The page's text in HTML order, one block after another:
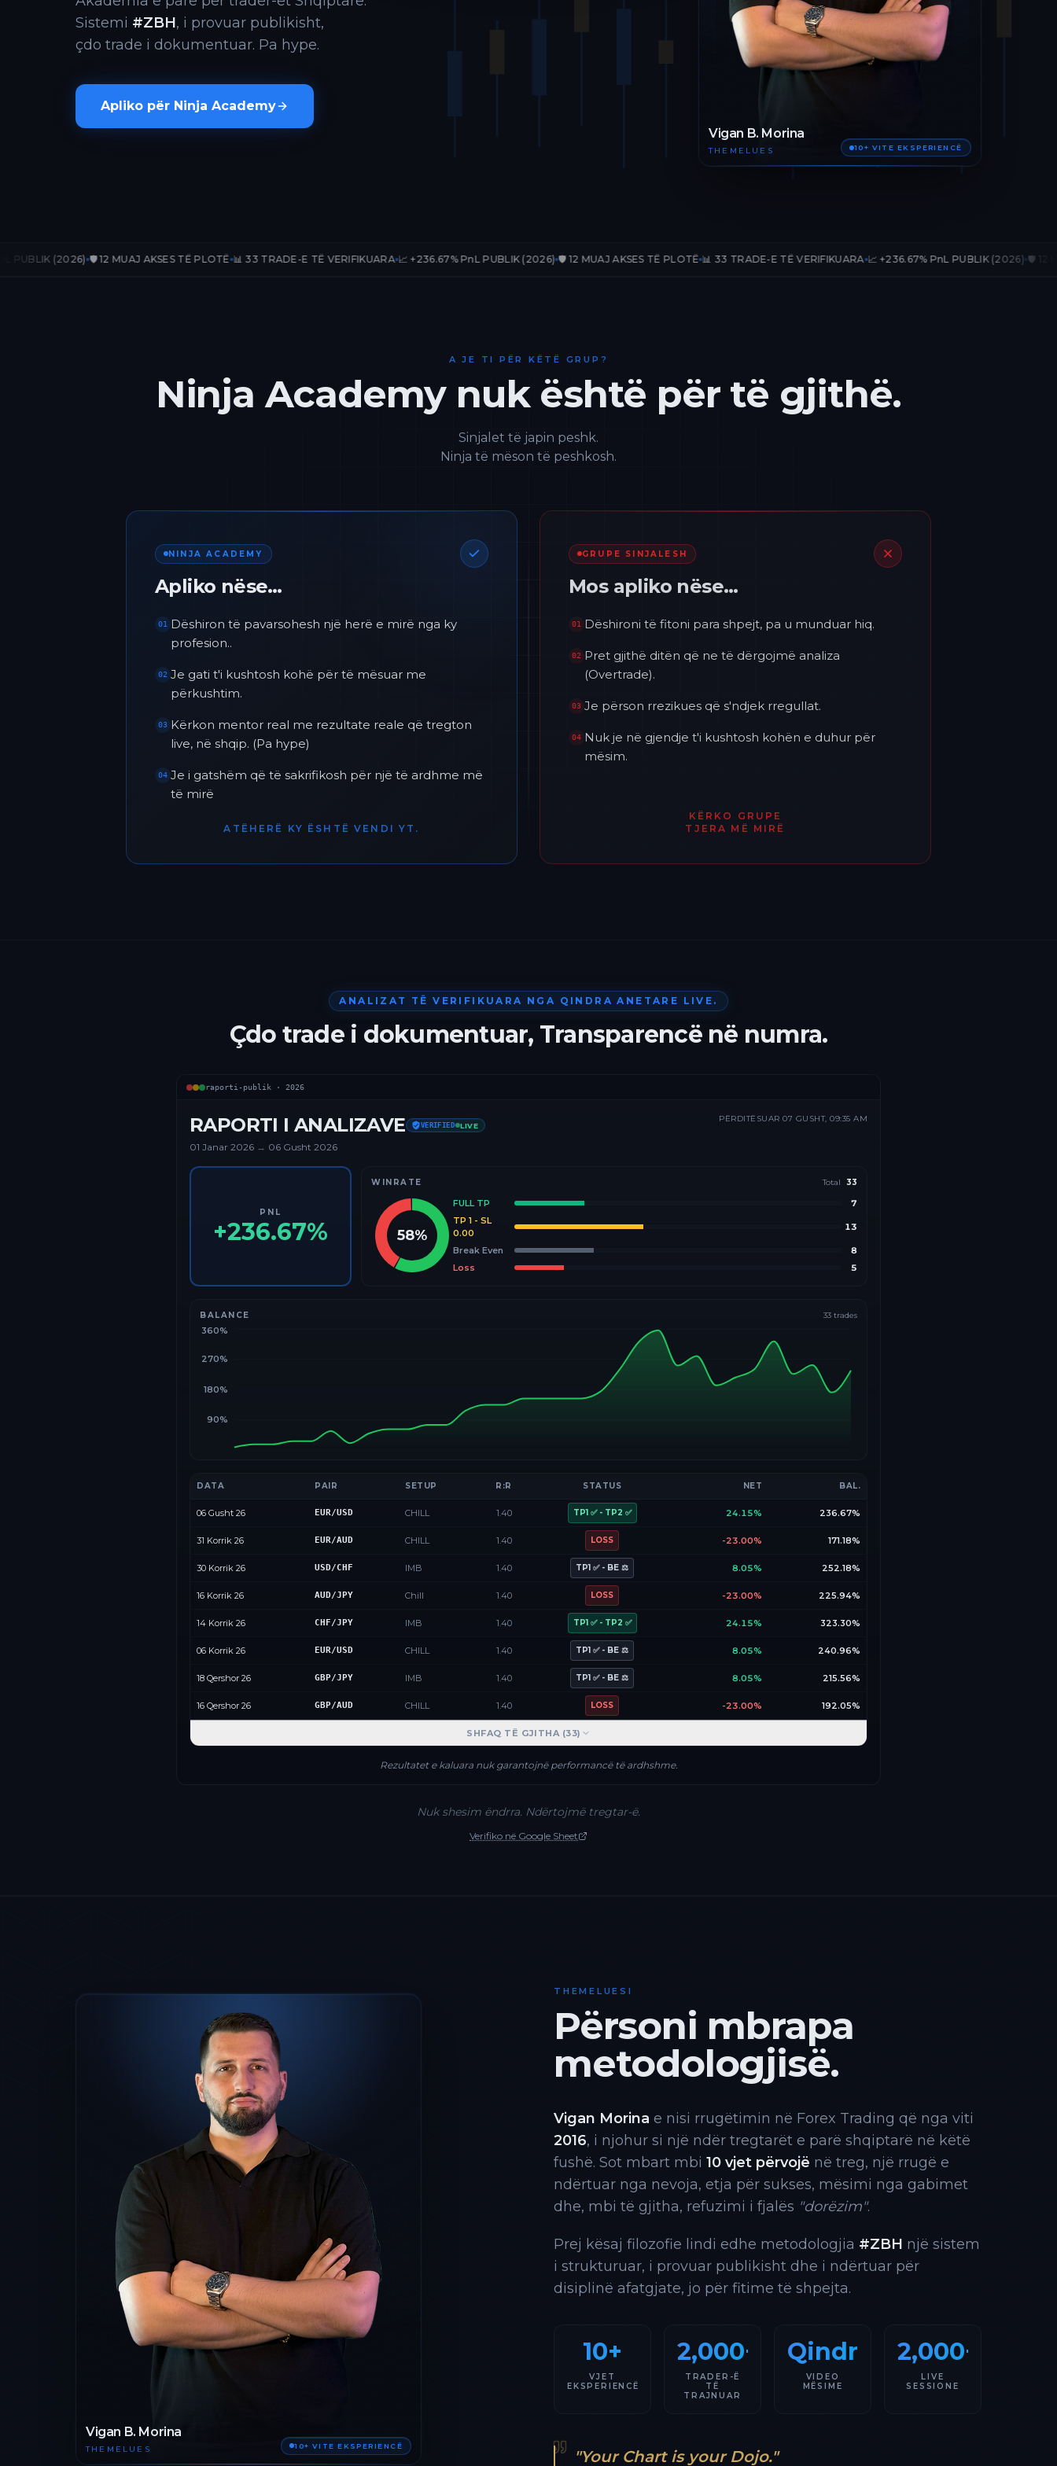
Vigan B. Morina
THEMELUES 10+ VITE EKSPERIENCË
Sistemi #ZBH, i provuar publikisht,
çdo trade i dokumentuar. Pa hype.
Apliko për Ninja Academy
🛡️ 12 MUAJ AKSES TË PLOTË 📊 33 TRADE-E TË VERIFIKUARA 📈 +236.67% PnL PUBLIK (2026) 🛡️ 12 MUAJ AKSES TË PLOTË 📊 33 TRADE-E TË VERIFIKUARA 📈 +236.67% PnL PUBLIK (2026) 🛡️ 12 MUAJ AKSES
A JE TI PËR KËTË GRUP?
Ninja Academy nuk është për të gjithë.
Sinjalet të japin peshk.
Ninja të mëson të peshkosh.
GRUPE SINJALESH
Mos apliko nëse…
01 Dëshironi të fitoni para shpejt, pa u munduar hiq.
02 Pret gjithë ditën që ne të dërgojmë analiza
(Overtrade).
03 Je përson rrezikues që s'ndjek rregullat.
04 Nuk je në gjendje t'i kushtosh kohën e duhur për
mësim.
KËRKO GRUPE
TJERA MË MIRË
NINJA ACADEMY
Apliko nëse…
01
Dëshiron të pavarsohesh një herë e mirë nga ky
profesion..
02 Je gati t'i kushtosh kohë për të mësuar me
përkushtim.
03 Kërkon mentor real me rezultate reale që tregton
live, në shqip. (Pa hype)
04 Je i gatshëm që të sakrifikosh për një të ardhme më
të mirë
ATËHERË KY ËSHTË VENDI YT.
ANALIZAT TË VERIFIKUARA NGA QINDRA ANETARE LIVE.
Çdo trade i dokumentuar, Transparencë në numra.
raporti-publik · 2026
RAPORTI I ANALIZAVE VERIFIED LIVE
01 Janar 2026 → 06 Gusht 2026
PËRDITËSUAR 07 GUSHT, 09:35 AM
PNL
+236.67%
WINRATE Total 33
58%
FULL TP
7
TP 1 - SL
0.00
13
Break Even
8
Loss
5
BALANCE 33 trades
90%
180%
270%
360%
DATA PAIR SETUP R:R STATUS NET BAL.
06 Gusht 26 EUR/USD CHILL 1.40 TP1 ✅ - TP2 ✅ 24.15% 236.67%
31 Korrik 26 EUR/AUD CHILL 1.40 LOSS -23.00% 171.18%
30 Korrik 26 USD/CHF IMB 1.40 TP1 ✅ - BE ⚖️ 8.05% 252.18%
16 Korrik 26 AUD/JPY Chill 1.40 LOSS -23.00% 225.94%
14 Korrik 26 CHF/JPY IMB 1.40 TP1 ✅ - TP2 ✅ 24.15% 323.30%
06 Korrik 26 EUR/USD CHILL 1.40 TP1 ✅ - BE ⚖️ 8.05% 240.96%
18 Qershor 26 GBP/JPY IMB 1.40 TP1 ✅ - BE ⚖️ 8.05% 215.56%
16 Qershor 26 GBP/AUD CHILL 1.40 LOSS -23.00% 192.05%
SHFAQ TË GJITHA (33)
Rezultatet e kaluara nuk garantojnë performancë të ardhshme.
Nuk shesim ëndrra. Ndërtojmë tregtar-ë.
Verifiko në Google Sheet
Vigan B. Morina
THEMELUES 10+ VITE EKSPERIENCË
THEMELUESI
Përsoni mbrapa
metodologjisë.
Vigan Morina e nisi rrugëtimin në Forex Trading që nga viti
2016, i njohur si një ndër tregtarët e parë shqiptarë në këtë
fushë. Sot mbart mbi 10 vjet përvojë në treg, një rrugë e
ndërtuar nga nevoja, etja për sukses, mësimi nga gabimet
dhe, mbi të gjitha, refuzimi i fjalës "dorëzim".
Prej kësaj filozofie lindi edhe metodologjia #ZBH një sistem
i strukturuar, i provuar publikisht dhe i ndërtuar për
disiplinë afatgjate, jo për fitime të shpejta.
10+
VJET
EKSPERIENCË
2,000+
TRADER-Ë
TË
TRAJNUAR
Qindra
VIDEO
MËSIME
2,000+
LIVE
SESSIONE
"Your Chart is your Dojo."